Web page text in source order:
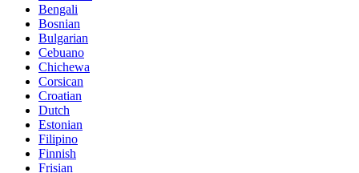
Bengali
Bosnian
Bulgarian
Cebuano
Chichewa
Corsican
Croatian
Dutch
Estonian
Filipino
Finnish
Frisian